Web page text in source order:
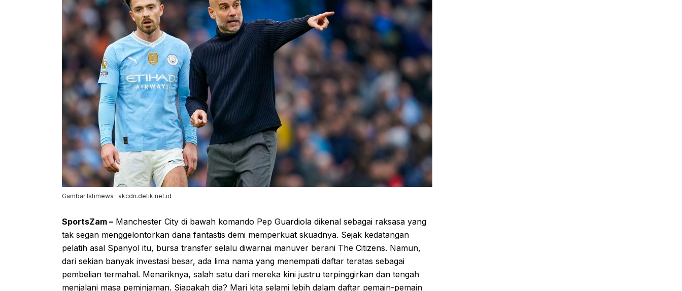
Gambar Istimewa : akcdn.detik.net.id
SportsZam – Manchester City di bawah komando Pep Guardiola dikenal sebagai raksasa yang
tak segan menggelontorkan dana fantastis demi memperkuat skuadnya. Sejak kedatangan
pelatih asal Spanyol itu, bursa transfer selalu diwarnai manuver berani The Citizens. Namun,
dari sekian banyak investasi besar, ada lima nama yang menempati daftar teratas sebagai
pembelian termahal. Menariknya, salah satu dari mereka kini justru terpinggirkan dan tengah
menjalani masa peminjaman. Siapakah dia? Mari kita selami lebih dalam daftar pemain-pemain